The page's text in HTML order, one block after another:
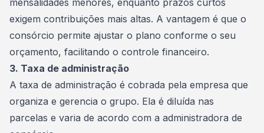
mensalidades menores, enquanto prazos curtos
exigem contribuições mais altas. A vantagem é que o
consórcio permite ajustar o plano conforme o seu
orçamento, facilitando o controle financeiro.
3. Taxa de administração
A taxa de administração é cobrada pela empresa que
organiza e gerencia o grupo. Ela é diluída nas
parcelas e varia de acordo com a administradora de